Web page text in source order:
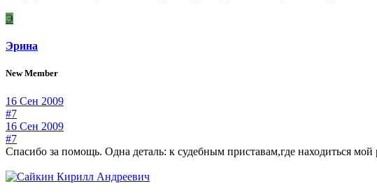
Э
Эрина
New Member
16 Сен 2009
#7
16 Сен 2009
#7
Спасибо за помощь. Одна деталь: к судебным приставам,где находиться мой